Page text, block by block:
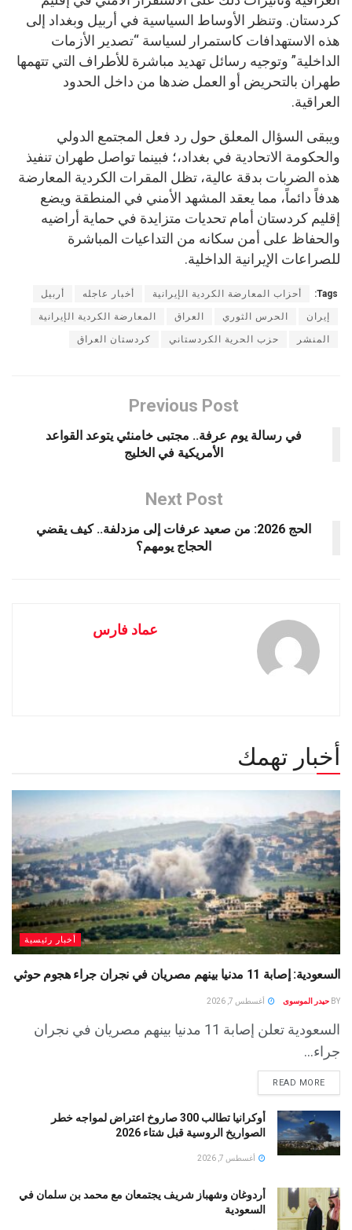
كردستان. وتنظر الأوساط السياسية في أربيل وبغداد إلى
هذه الاستهدافات كاستمرار لسياسة “تصدير الأزمات
الداخلية” وتوجيه رسائل تهديد مباشرة للأطراف التي تتهمها
طهران بالتحريض أو العمل ضدها من داخل الحدود
العراقية.
ويبقى السؤال المعلق حول رد فعل المجتمع الدولي
والحكومة الاتحادية في بغداد،؛ فبينما تواصل طهران تنفيذ
هذه الضربات بدقة عالية، تظل المقرات الكردية المعارضة
هدفاً دائماً، مما يعقد المشهد الأمني في المنطقة ويضع
إقليم كردستان أمام تحديات متزايدة في حماية أراضيه
والحفاظ على أمن سكانه من التداعيات المباشرة
للصراعات الإيرانية الداخلية.
Tags: أحزاب المعارضة الكردية الإيرانية أخبار عاجله أربيل
إيران الحرس الثوري العراق المعارضة الكردية الإيرانية
المنشر حزب الحرية الكردستاني كردستان العراق
Previous Post
في رسالة يوم عرفة.. مجتبى خامنئي يتوعد القواعد
الأمريكية في الخليج
Next Post
الحج 2026: من صعيد عرفات إلى مزدلفة.. كيف يقضي
الحجاج يومهم؟
عماد فارس
أخبار تهمك
أخبار رئيسية
السعودية: إصابة 11 مدنيا بينهم مصريان في نجران جراء هجوم حوثي
BY حيدر الموسوى أغسطس 7, 2026
السعودية تعلن إصابة 11 مدنيا بينهم مصريان في نجران
جراء...
READ MORE
أوكرانيا تطالب 300 صاروخ اعتراض لمواجه خطر
الصواريخ الروسية قبل شتاء 2026
أغسطس 7, 2026
أردوغان وشهباز شريف يجتمعان مع محمد بن سلمان في
السعودية